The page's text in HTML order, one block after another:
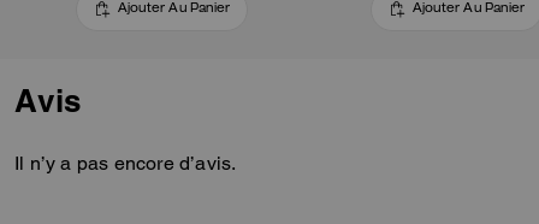
Ajouter Au Panier Ajouter Au Panier
Avis
Il n’y a pas encore d’avis.